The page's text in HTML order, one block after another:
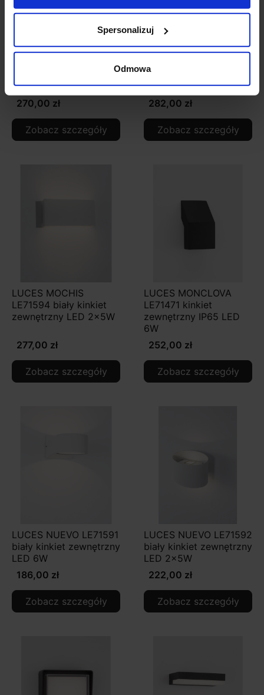
Spersonalizuj
Odmowa
LUCES MANICARAGUA
antracyt
270,00 zł
Zobacz szczegóły
LUCES MAZATLAN
zewnętrzny solarny LED
z czujnikiem
282,00 zł
Zobacz szczegóły
LUCES MOCHIS
LE71594 biały kinkiet
zewnętrzny LED 2x5W
277,00 zł
Zobacz szczegóły
LUCES MONCLOVA
LE71471 kinkiet
zewnętrzny IP65 LED
6W
252,00 zł
Zobacz szczegóły
LUCES NUEVO LE71591
biały kinkiet zewnętrzny
LED 6W
186,00 zł
Zobacz szczegóły
LUCES NUEVO LE71592
biały kinkiet zewnętrzny
LED 2x5W
222,00 zł
Zobacz szczegóły